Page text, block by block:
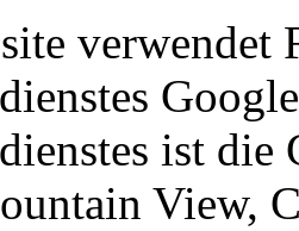
verwendet
ist
View,